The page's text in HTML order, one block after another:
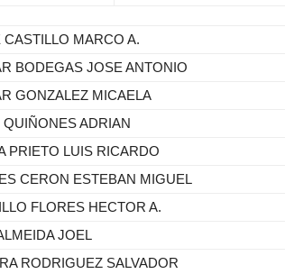
CASTILLO MARCO A.
BODEGAS JOSE ANTONIO
GONZALEZ MICAELA
QUIÑONES ADRIAN
PRIETO LUIS RICARDO
CERON ESTEBAN MIGUEL
FLORES HECTOR A.
JOEL
RODRIGUEZ SALVADOR